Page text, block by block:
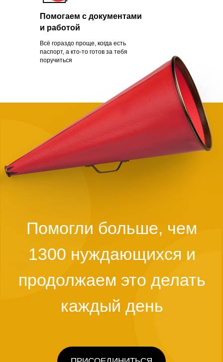
Всё гораздо проще, когда есть
паспорт, а кто-то готов за тебя
поручиться
Помогаем с документами
и работой
обманули с квартирой, ограбили
на вокзале, выгнали с работы из-
за здоровья или вовремя не дали
нужной поддержки. Постепенно
человек опускает руки.
Становится проще сдаться, чем
говорит статистика, на это нужно
всего полгода. Мы в силах помочь
нуждающимся, просто нужно